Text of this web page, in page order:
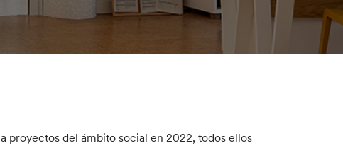
proyectos del ámbito social en 2022, todos ellos